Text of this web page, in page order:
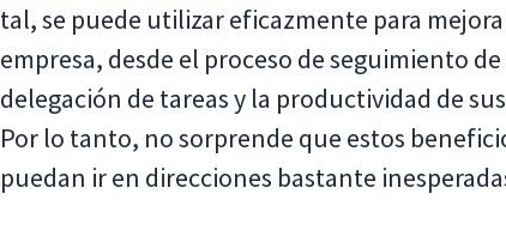
tal, se puede utilizar eficazmente para
empresa, desde el proceso de seguimiento
delegación de tareas y la productividad de
Por lo tanto, no sorprende que estos
puedan ir en direcciones bastante